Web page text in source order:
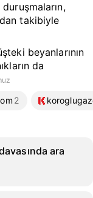
takibiyle
beyanlarının
da
2
ara